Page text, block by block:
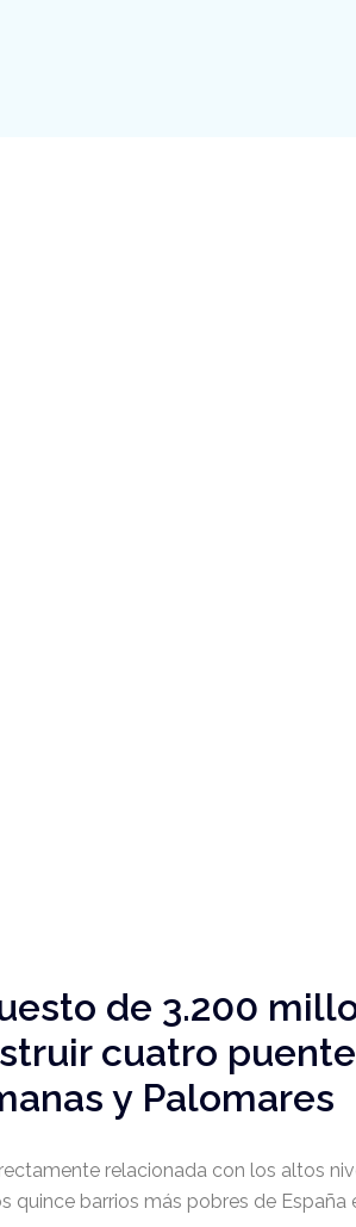
de 3.200
cuatro
y Palomares
relacionada con los altos
quince barrios más pobres de España